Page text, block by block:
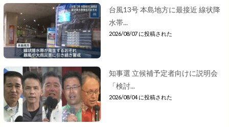
台風13号 本島地方に最接近 線状降
水帯...
2026/08/07 に投稿された
知事選 立候補予定者向けに説明会
「検討...
2026/08/04 に投稿された